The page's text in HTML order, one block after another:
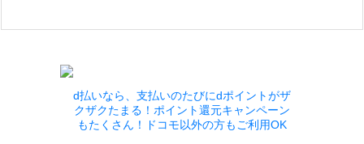
d払いなら、支払いのたびにdポイントがザ
クザクたまる！ポイント還元キャンペーン
もたくさん！ドコモ以外の方もご利用OK